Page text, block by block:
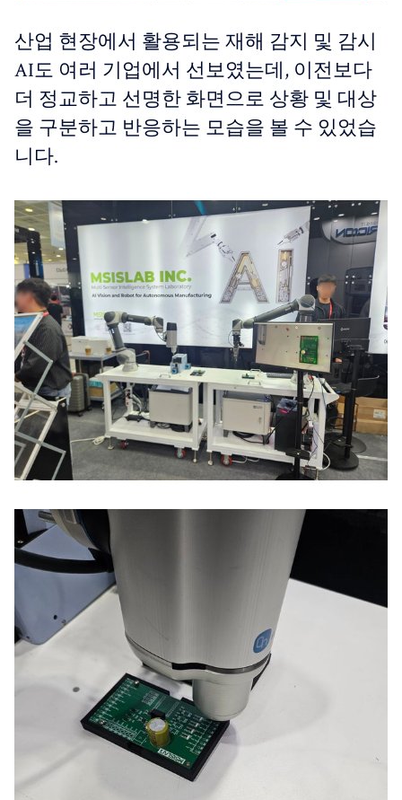
산업 현장에서 활용되는 재해 감지 및 감시
AI도 여러 기업에서 선보였는데, 이전보다
더 정교하고 선명한 화면으로 상황 및 대상
을 구분하고 반응하는 모습을 볼 수 있었습
니다.